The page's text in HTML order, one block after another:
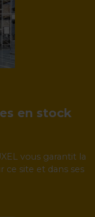
en stock
vous garantit la
ce site et dans ses